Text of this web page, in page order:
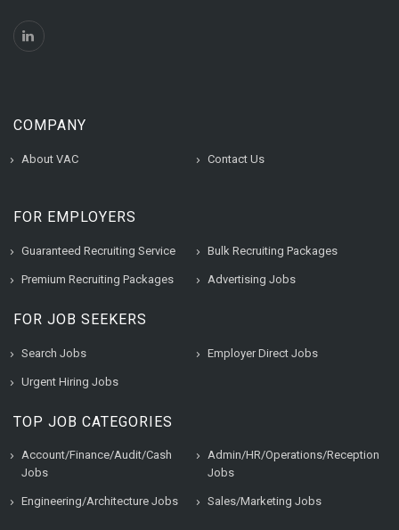
COMPANY
About VAC Contact Us
FOR EMPLOYERS
Guaranteed Recruiting Service Bulk Recruiting Packages
Premium Recruiting Packages Advertising Jobs
FOR JOB SEEKERS
Search Jobs Employer Direct Jobs
Urgent Hiring Jobs
TOP JOB CATEGORIES
Account/Finance/Audit/Cash
Jobs
Admin/HR/Operations/Reception
Jobs
Engineering/Architecture Jobs Sales/Marketing Jobs